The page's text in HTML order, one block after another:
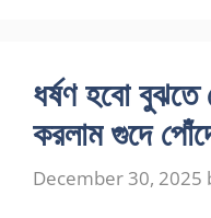
ধর্ষণ হবো
করলাম গুদে
December 30, 2025